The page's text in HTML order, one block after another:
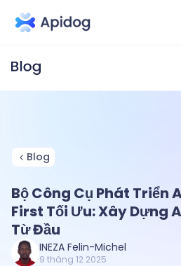
Blog
Bộ Công Cụ Phát Triển
First Tối Ưu: Xây Dựng
Từ Đầu
INEZA Felin-Michel
9 tháng 12 2025